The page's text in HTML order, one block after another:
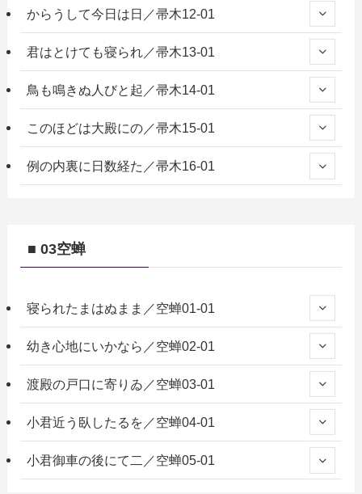
からうして今日は日／帚木12-01
君はとけても寝られ／帚木13-01
鳥も鳴きぬ人びと起／帚木14-01
このほどは大殿にの／帚木15-01
例の内裏に日数経た／帚木16-01
■ 03空蝉
寝られたまはぬまま／空蝉01-01
幼き心地にいかなら／空蝉02-01
渡殿の戸口に寄りゐ／空蝉03-01
小君近う臥したるを／空蝉04-01
小君御車の後にて二／空蝉05-01